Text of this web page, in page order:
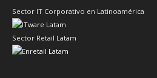
Sector IT Corporativo en Latinoamérica
Sector Retail Latam